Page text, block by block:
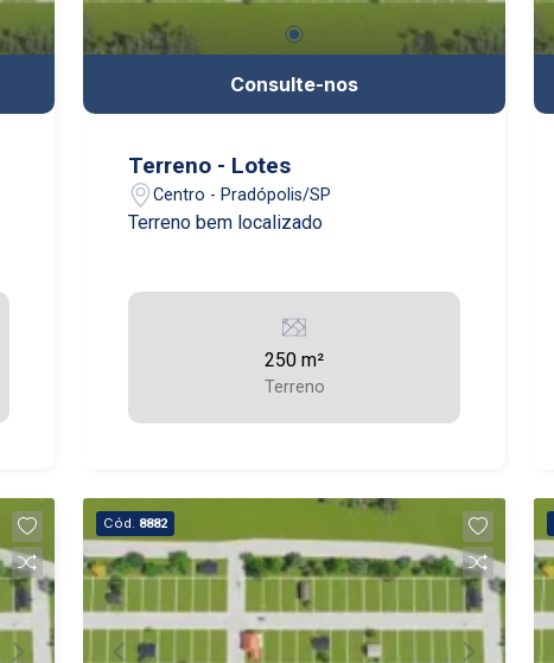
Consulte-nos
Terreno - Lotes
Centro - Pradópolis/SP
Terreno bem localizado
250 m²
Terreno
Cód. 8882